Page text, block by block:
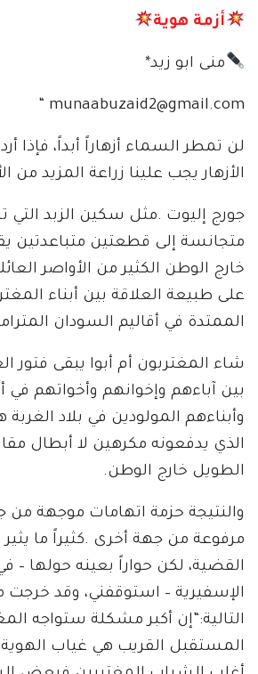
أزمة هوية
منى ابو زيد*
munaabuzaid2@gmail.com “
لن تمطر السماء أزهاراً أبداً، فإذا
الأزهار يجب علينا زراعة المزيد من
جورج إليوت .مثل سكين الزبد التي
متجانسة إلى قطعتين متباعدتين
خارج الوطن الكثير من الأواصر
على طبيعة العلاقة بين أبناء
الممتدة في أقاليم السودان
شاء المغتربون أم أبوا يبقى فتور
بين آباءهم وإخوانهم وأخواتهم
وأبناءهم المولودين في بلاد
الذي يدفعونه مكرهين لا أبطال
الطويل خارج الوطن.
والنتيجة حزمة اتهامات موجهة
مرفوعة من جهة أخرى .كثيراً ما
القضية، لكن حواراً بعينه حولها –
الإسفيرية – استوقفني، وقد خرجت
التالية:“إن أكبر مشكلة ستواجه
المستقبل القريب هي غياب الهوية